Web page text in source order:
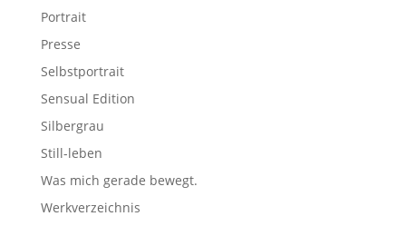
Portrait
Presse
Selbstportrait
Sensual Edition
Silbergrau
Still-leben
Was mich gerade bewegt.
Werkverzeichnis